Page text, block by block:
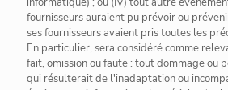
fournisseurs auraient pu prévoir ou
ses fournisseurs avaient pris toutes les
En particulier, sera considéré comme
fait, omission ou faute : tout dommage ou
qui résulterait de l'inadaptation ou